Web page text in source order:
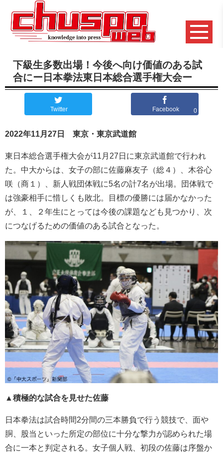
下級生多数出場！今後へ向け価値のある試
合にー日本拳法東日本総合選手権大会ー
Twitter Facebook 0
2022年11月27日 東京・東京武道館
東日本総合選手権大会が11月27日に東京武道館で行われ
た。中大からは、女子の部に佐藤麻友子（総４）、木谷心
咲（商１）、新人戦団体戦に5名の計7名が出場。団体戦で
は強豪相手に惜しくも敗北。目標の優勝には届かなかった
が、１、２年生にとっては今後の課題なども見つかり、次
につなげるための価値のある試合となった。
▲積極的な試合を見せた佐藤
日本拳法は試合時間2分間の三本勝負で行う競技で、面や
胴、股当といった所定の部位に十分な撃力が認められた場
合に一本と判定される。女子個人戦、初段の佐藤は序盤か